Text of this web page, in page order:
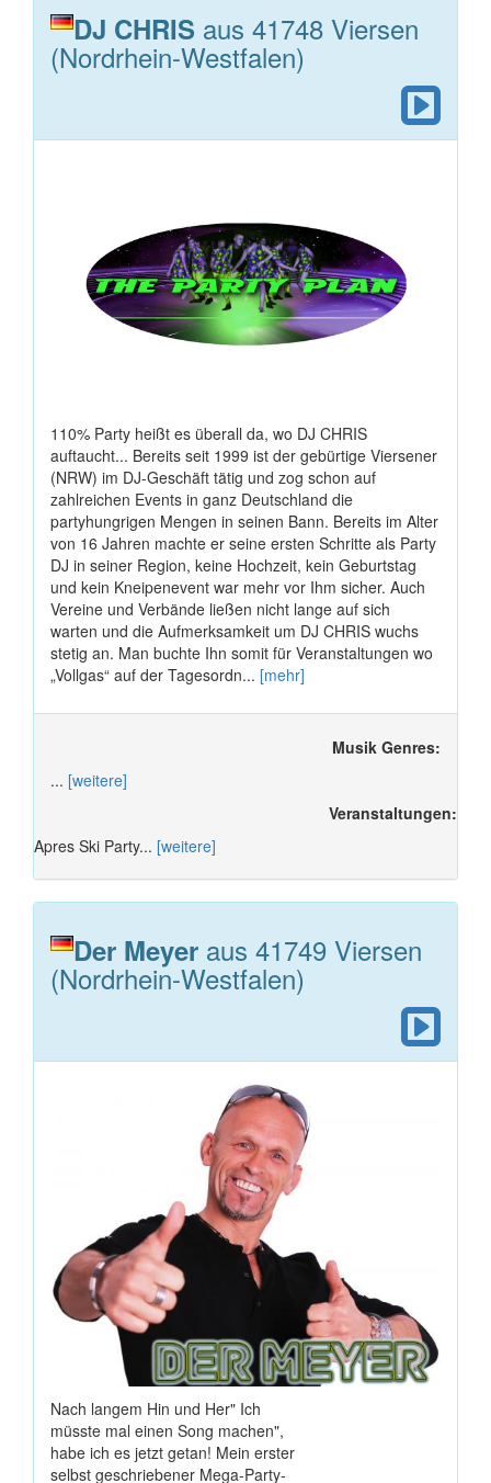
DJ CHRIS aus 41748 Viersen
(Nordrhein-Westfalen)
110% Party heißt es überall da, wo DJ CHRIS
auftaucht... Bereits seit 1999 ist der gebürtige Viersener
(NRW) im DJ-Geschäft tätig und zog schon auf
zahlreichen Events in ganz Deutschland die
partyhungrigen Mengen in seinen Bann. Bereits im Alter
von 16 Jahren machte er seine ersten Schritte als Party
DJ in seiner Region, keine Hochzeit, kein Geburtstag
und kein Kneipenevent war mehr vor Ihm sicher. Auch
Vereine und Verbände ließen nicht lange auf sich
warten und die Aufmerksamkeit um DJ CHRIS wuchs
stetig an. Man buchte Ihn somit für Veranstaltungen wo
„Vollgas“ auf der Tagesordn... [mehr]
Musik Genres:
... [weitere]
Veranstaltungen:
Apres Ski Party... [weitere]
Der Meyer aus 41749 Viersen
(Nordrhein-Westfalen)
Nach langem Hin und Her" Ich
müsste mal einen Song machen",
habe ich es jetzt getan! Mein erster
selbst geschriebener Mega-Party-